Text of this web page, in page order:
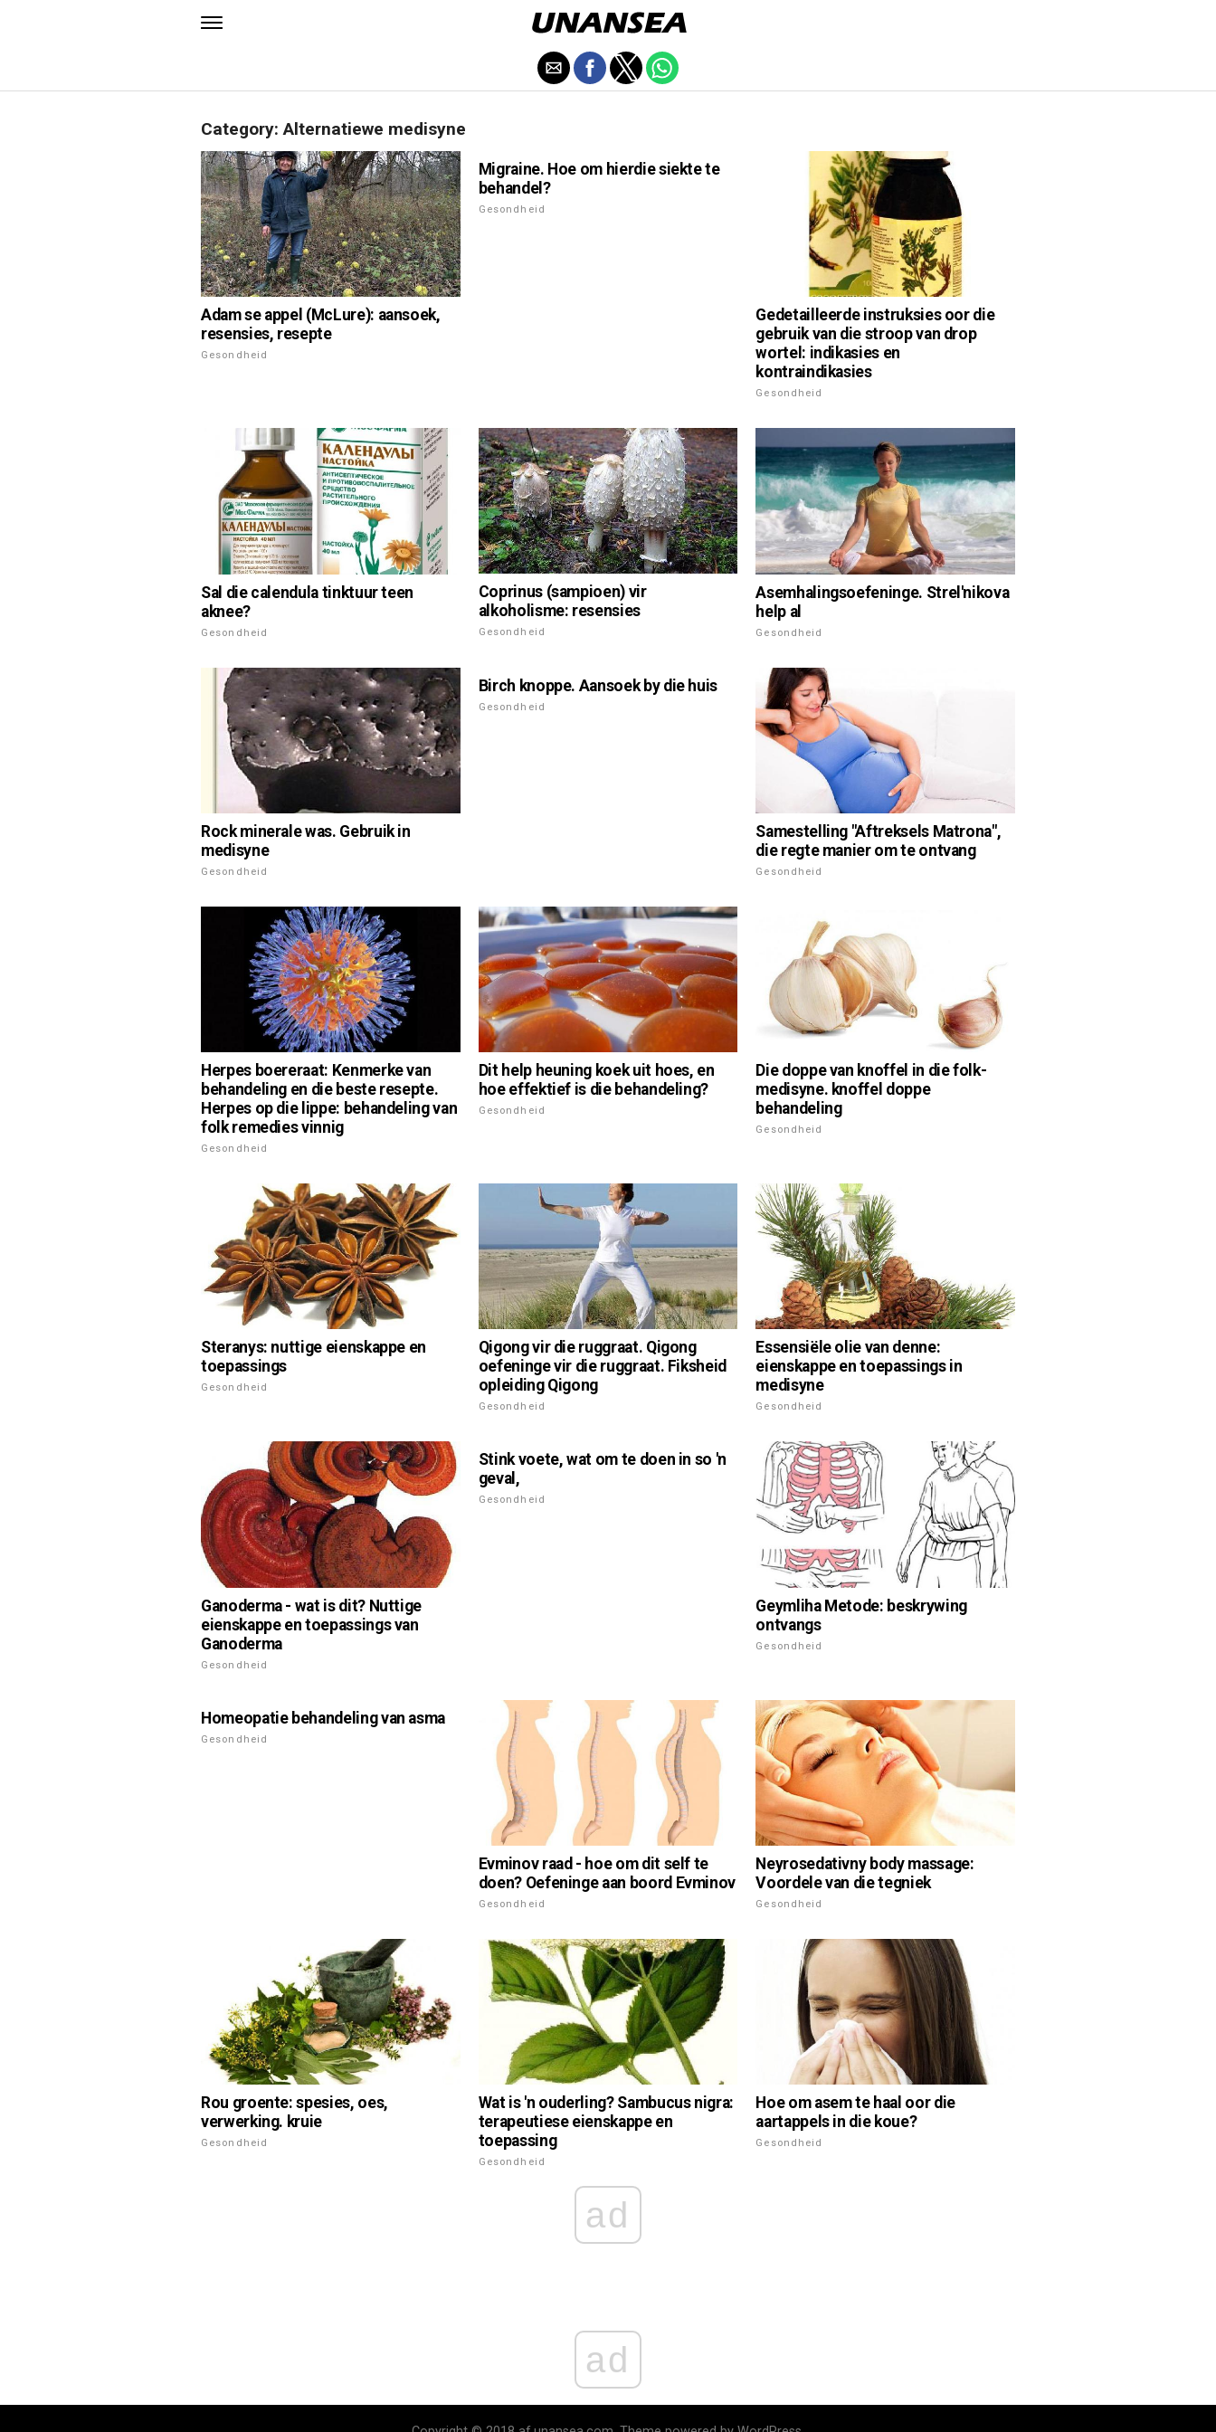
Category: Alternatiewe medisyne
Adam se appel (McLure): aansoek,
resensies, resepte
Gesondheid
Migraine. Hoe om hierdie siekte te
behandel?
Gesondheid
Gedetailleerde instruksies oor die
gebruik van die stroop van drop
wortel: indikasies en
kontraindikasies
Gesondheid
Sal die calendula tinktuur teen
aknee?
Gesondheid
Coprinus (sampioen) vir
alkoholisme: resensies
Gesondheid
Asemhalingsoefeninge. Strel'nikova
help al
Gesondheid
Rock minerale was. Gebruik in
medisyne
Gesondheid
Birch knoppe. Aansoek by die huis
Gesondheid
Samestelling "Aftreksels Matrona",
die regte manier om te ontvang
Gesondheid
Herpes boereraat: Kenmerke van
behandeling en die beste resepte.
Herpes op die lippe: behandeling van
folk remedies vinnig
Gesondheid
Dit help heuning koek uit hoes, en
hoe effektief is die behandeling?
Gesondheid
Die doppe van knoffel in die folk-
medisyne. knoffel doppe
behandeling
Gesondheid
Steranys: nuttige eienskappe en
toepassings
Gesondheid
Qigong vir die ruggraat. Qigong
oefeninge vir die ruggraat. Fiksheid
opleiding Qigong
Gesondheid
Essensiële olie van denne:
eienskappe en toepassings in
medisyne
Gesondheid
Ganoderma - wat is dit? Nuttige
eienskappe en toepassings van
Ganoderma
Gesondheid
Stink voete, wat om te doen in so 'n
geval,
Gesondheid
Geymliha Metode: beskrywing
ontvangs
Gesondheid
Homeopatie behandeling van asma
Gesondheid
Evminov raad - hoe om dit self te
doen? Oefeninge aan boord Evminov
Gesondheid
Neyrosedativny body massage:
Voordele van die tegniek
Gesondheid
Rou groente: spesies, oes,
verwerking. kruie
Gesondheid
Wat is 'n ouderling? Sambucus nigra:
terapeutiese eienskappe en
toepassing
Gesondheid
Hoe om asem te haal oor die
aartappels in die koue?
Gesondheid
ad
ad